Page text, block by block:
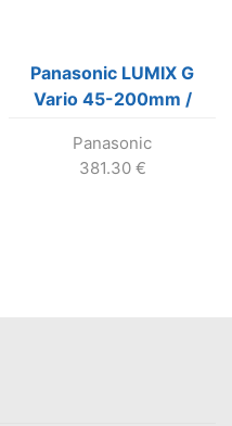
Panasonic LUMIX G
Vario 45-200mm /
Panasonic
381.30 €